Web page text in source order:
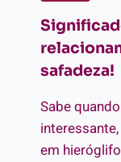
safadeza!
Sabe
em